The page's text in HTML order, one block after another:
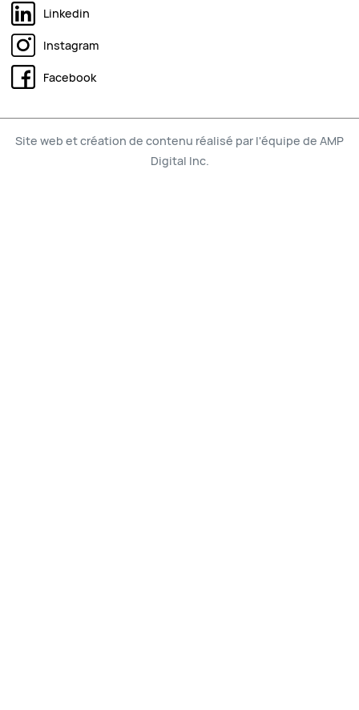
Linkedin
Instagram
Facebook
Site web et création de contenu réalisé par l'équipe de AMP
Digital Inc.